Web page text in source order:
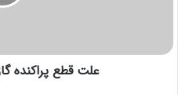
علت قطع پراکنده